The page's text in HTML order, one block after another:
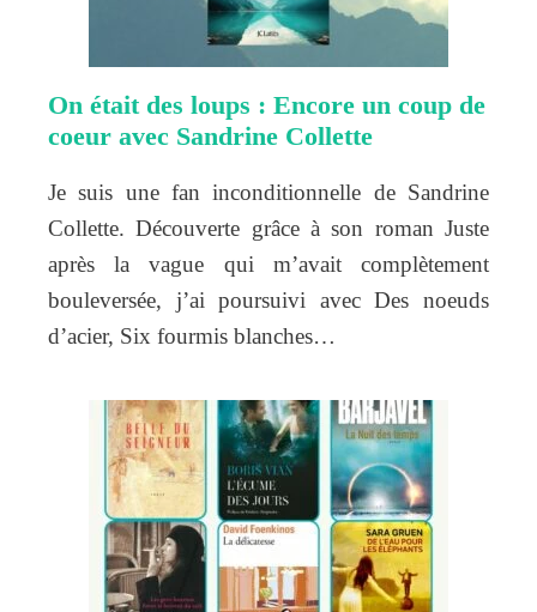
On était des loups : Encore un coup de
coeur avec Sandrine Collette
Je suis une fan inconditionnelle de Sandrine
Collette. Découverte grâce à son roman Juste
après la vague qui m’avait complètement
bouleversée, j’ai poursuivi avec Des noeuds
d’acier, Six fourmis blanches…